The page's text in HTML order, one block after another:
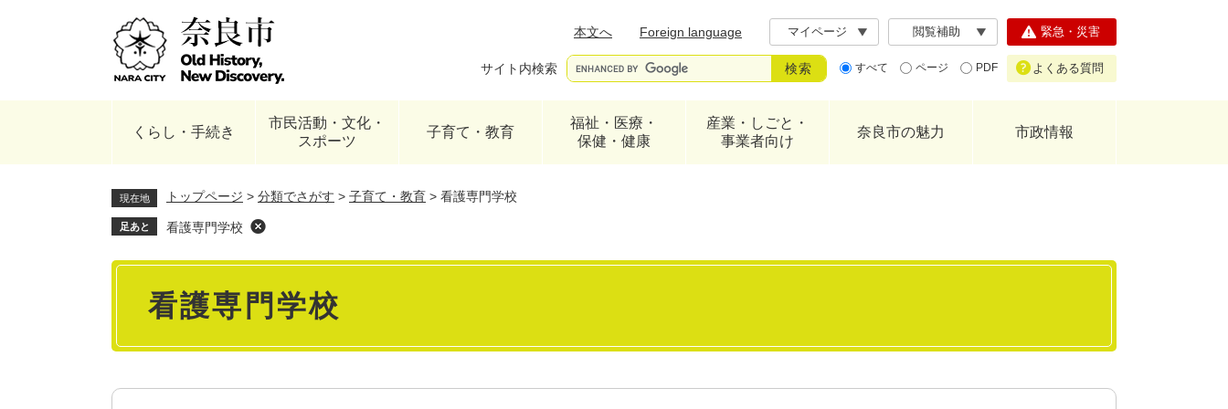
本文へ
Foreign language マイページ 閲覧補助
サイト内検索 すべて ページ PDF
緊急・災害
よくある質問
くらし・手続き
市民活動・文化・
スポーツ
子育て・教育
福祉・医療・
保健・健康
産業・しごと・
事業者向け
奈良市の魅力 市政情報
現在地 トップページ > 分類でさがす > 子育て・教育 > 看護専門学校
足あと 看護専門学校
本
看護専門学校